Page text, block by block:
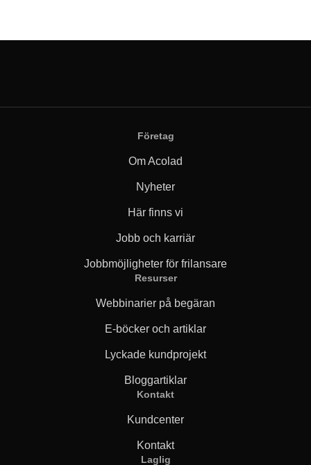
Företag
Om Acolad
Nyheter
Här finns vi
Jobb och karriär
Jobbmöjligheter för frilansare
Resurser
Webbinarier på begäran
E-böcker och artiklar
Lyckade kundprojekt
Bloggartiklar
Kontakt
Kundcenter
Kontakt
Laglig